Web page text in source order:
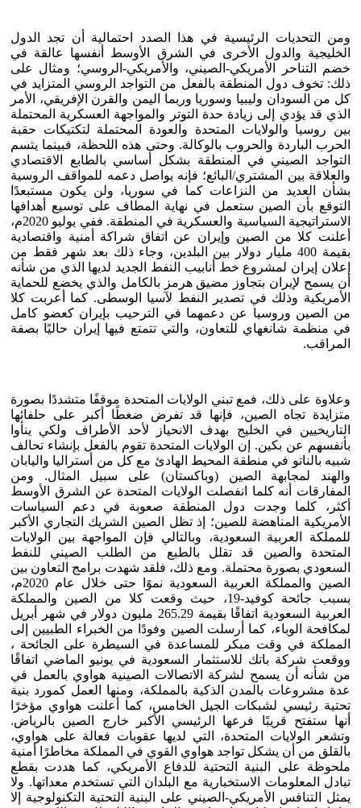
ومن التحديات الرئيسية في هذا الصدد احتمالية أن تجد الدول
الخليجية والدول الأخرى في الشرق الأوسط أنفسها عالقة في
خضم التناحر الأمريكي-الصيني، والأمريكي-الروسي؛ ومثال على
ذلك: تخوف دول المنطقة بالفعل من التواجد الروسي المتزايد في
كل من السودان وليبيا وسوريا وربما اليمن والقرن الإفريقي، الأمر
الذي قد يؤدي إلى زيادة حدة التوتر والمواجهة العسكرية المحتملة
بين روسيا والولايات المتحدة والعودة المحتملة لتكتيكات حقبة
الحرب الباردة والحروب بالوكالة. وحتى هذه اللحظة، فبينما يتسم
التواجد الصيني في المنطقة بشكل أساسي بالطابع الاقتصادي
والعلاقة بين المشتري/البائع؛ فإنه يواصل دعمه للمواقف الروسية
بشأن العديد من النزاعات كما في سوريا، ولن يكون مستبعدًا
التوقع بأن الصين ستعمل في نهاية المطاف على توسيع أهدافها
الاستراتيجية السياسية والعسكرية في المنطقة. ففي يوليو 2020م،
أعلنت كلا من الصين وإيران عن اتفاق شراكة أمنية واقتصادية
بقيمة 400 مليار دولار بين البلدين، وجاء ذلك بعد شهر فقط من
إعلان إيران لمشروع خط أنابيب النفط الجديد لديها الذي من شأنه
أن يسمح لإيران بتجاوز مضيق هرمز بالكامل والذي يخضع للحماية
الأمريكية وذلك في تصدير النفط لآسيا الوسطى. كما أعربت كلا
من الصين وروسيا عن دعمهما في الترحيب بإيران كعضو كامل
في منظمة شانغهاي للتعاون، والتي تتمتع فيها إيران حاليًا بصفة
المراقب.
وعلاوة على ذلك، فمع تبني الولايات المتحدة موقفًا متشددًا بصورة
متزايدة تجاه الصين، فإنها قد تفرض ضغطًا أكبر على حلفائها
التاريخيين في الخليج بهدف الانحياز لأحد الأطراف ولكي ينأوا
بأنفسهم عن بكين. إن الولايات المتحدة تقوم بالفعل بإنشاء تحالف
شبيه بالناتو في منطقة المحيط الهادئ مع كل من أستراليا واليابان
والهند لمجابهة الصين (وباكستان) على سبيل المثال. ومن
المفارقات أنه كلما انفصلت الولايات المتحدة عن الشرق الأوسط
أكثر، كلما وجدت دول المنطقة صعوبة في دعم السياسات
الأمريكية المناهضة للصين؛ إذ تظل الصين الشريك التجاري الأكبر
للمملكة العربية السعودية، وبالتالي فإن المواجهة بين الولايات
المتحدة والصين قد تقلل بالطبع من الطلب الصيني للنفط
السعودي بصورة محتملة. ومع ذلك، فلقد شهدت برامج التعاون بين
الصين والمملكة العربية السعودية نموًا حتى خلال عام 2020م،
بسبب جائحة كوفيد-19، حيث وقعت كلا من الصين والمملكة
العربية السعودية اتفاقًا بقيمة 265.29 مليون دولار في شهر أبريل
لمكافحة الوباء، كما أرسلت الصين وفودًا من الخبراء الطبيين إلى
المملكة في وقت مبكر للمساعدة في السيطرة على الجائحة ،
ووقعت شركة باتك للاستثمار السعودية في يونيو الماضي اتفاقًا
من شأنه أن يسمح لشركة الاتصالات الصينية هواوي بالعمل في
عدة مشروعات بالمدن الذكية بالمملكة، ومنها العمل كمورد بنية
تحتية رئيسي لشبكات الجيل الخامس، كما أعلنت هواوي مؤخرًا
أنها ستفتح قريبًا فرعها الرئيسي الأكبر خارج الصين بالرياض.
وتشعر الولايات المتحدة، التي لديها عقوبات فعالة على هواوي،
بالقلق من أن يشكل تواجد هواوي القوي في المملكة مخاطرًا أمنية
ملحوظة على البنية التحتية للدفاع الأمريكي، كما هددت بقطع
تبادل المعلومات الاستخبارية مع البلدان التي تستخدم معداتها. ولا
يمثل التنافس الأمريكي-الصيني على البنية التحتية التكنولوجية إلا